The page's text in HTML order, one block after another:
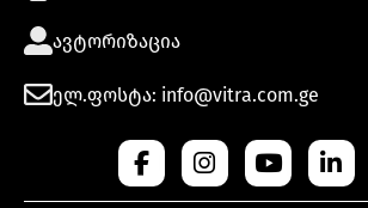
ავტორიზაცია
ელ.ფოსტა: info@vitra.com.ge